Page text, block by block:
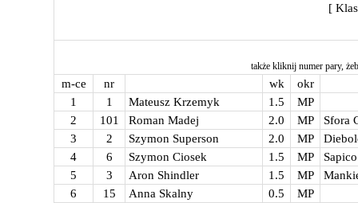
[
także kliknij numer pary,
m-ce nr wk
okr
1
1 Mateusz Krzemyk 1.5
MP
2
101 Roman Madej 2.0 MP
Sfora
3
2 Szymon Superson 2.0 MP
4
6 Szymon Ciosek 1.5 MP
5
3 Aron Shindler 1.5 MP
6
15 Anna Skalny 0.5
MP